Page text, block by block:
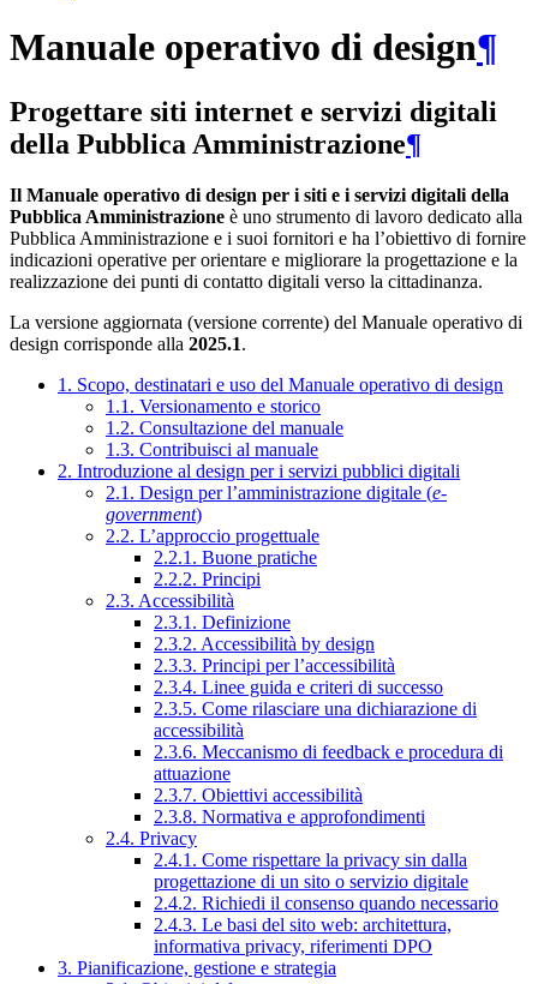
Manuale operativo di design¶
Progettare siti internet e servizi digitali
della Pubblica Amministrazione¶
Il Manuale operativo di design per i siti e i servizi digitali della
Pubblica Amministrazione è uno strumento di lavoro dedicato alla
Pubblica Amministrazione e i suoi fornitori e ha l’obiettivo di fornire
indicazioni operative per orientare e migliorare la progettazione e la
realizzazione dei punti di contatto digitali verso la cittadinanza.
La versione aggiornata (versione corrente) del Manuale operativo di
design corrisponde alla 2025.1.
1. Scopo, destinatari e uso del Manuale operativo di design
1.1. Versionamento e storico
1.2. Consultazione del manuale
1.3. Contribuisci al manuale
2. Introduzione al design per i servizi pubblici digitali
2.1. Design per l’amministrazione digitale (e-
government)
2.2. L’approccio progettuale
2.2.1. Buone pratiche
2.2.2. Principi
2.3. Accessibilità
2.3.1. Definizione
2.3.2. Accessibilità by design
2.3.3. Principi per l’accessibilità
2.3.4. Linee guida e criteri di successo
2.3.5. Come rilasciare una dichiarazione di
accessibilità
2.3.6. Meccanismo di feedback e procedura di
attuazione
2.3.7. Obiettivi accessibilità
2.3.8. Normativa e approfondimenti
2.4. Privacy
2.4.1. Come rispettare la privacy sin dalla
progettazione di un sito o servizio digitale
2.4.2. Richiedi il consenso quando necessario
2.4.3. Le basi del sito web: architettura,
informativa privacy, riferimenti DPO
3. Pianificazione, gestione e strategia